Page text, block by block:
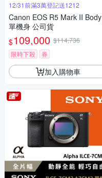
12/31前滿3萬登記送1212
Canon EOS R5 Mark II Body
單機身 公司貨
$109,000 $114,736
限時下殺
券
加入購物車